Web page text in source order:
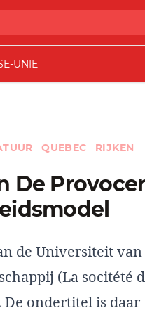
UNIE
QUEBEC RIJKEN
de Universiteit van
(La socitété
ondertitel is daar